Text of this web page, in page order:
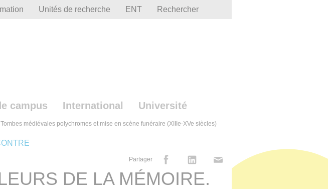
Unités de recherche ENT Rechercher
campus International Université
médiévales polychromes et mise en scène funéraire (XIIIe-XVe siècles)
Partager
DE LA MÉMOIRE.